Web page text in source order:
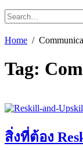
Home
Tag:
สิ่งที่ต้อง